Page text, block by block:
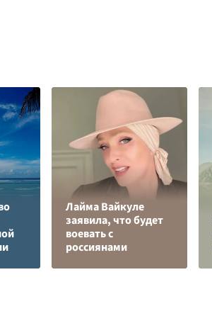
Лайма Вайкуле
заявила, что будет
воевать с
россиянами